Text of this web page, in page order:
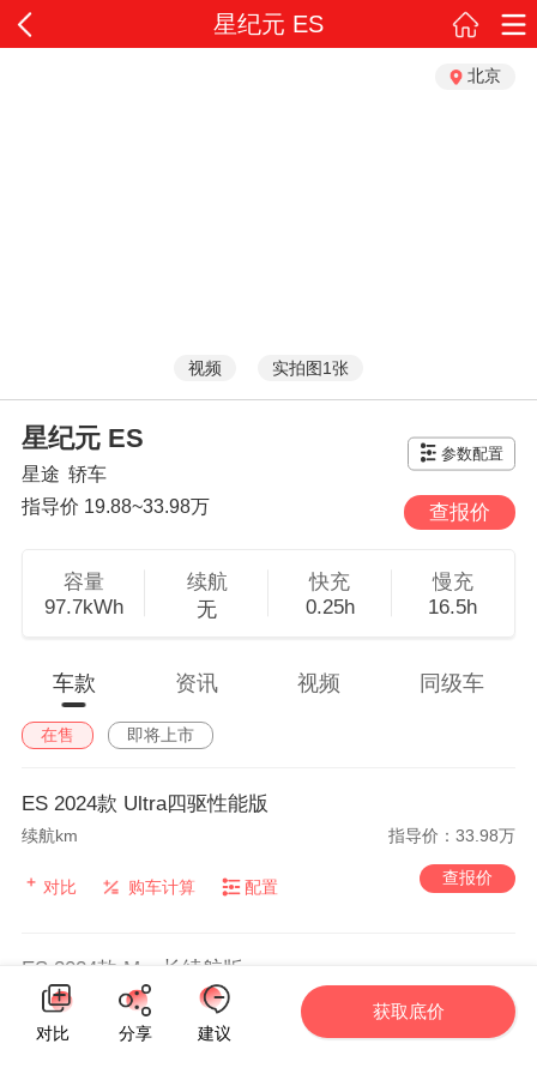
星纪元 ES
北京
视频 实拍图1张
星纪元 ES
星途 轿车
参数配置
指导价 19.88~33.98万 查报价
容量
97.7kWh
续航
无
快充
0.25h
慢充
16.5h
车款 资讯 视频 同级车
在售 即将上市
ES 2024款 Ultra四驱性能版
续航km 指导价：33.98万
对比 购车计算 配置 查报价
ES 2024款 Max长续航版
续航km 指导价：26.98万
查报价
对比 分享 建议
获取底价